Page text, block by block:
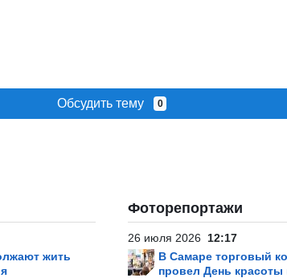
Обсудить тему 0
жить
Фоторепортажи
26 июля 2026 12:17
В Самаре торговый
провел День красоты